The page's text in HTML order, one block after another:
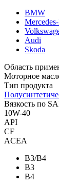
BMW
Audi
Skoda
Область
Моторное
Тип продукта
Вязкость по
10W-40
API
CF
ACEA
B3/B4
B3
B4